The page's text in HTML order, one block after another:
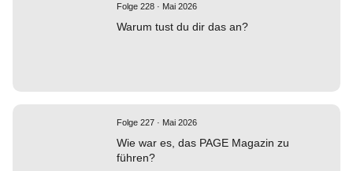
Folge 228 · Mai 2026
Warum tust du dir das an?
Folge 227 · Mai 2026
Wie war es, das PAGE Magazin zu
führen?